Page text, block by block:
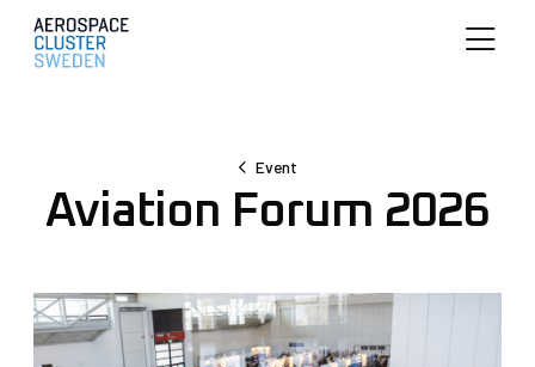
Event
Aviation Forum 2026